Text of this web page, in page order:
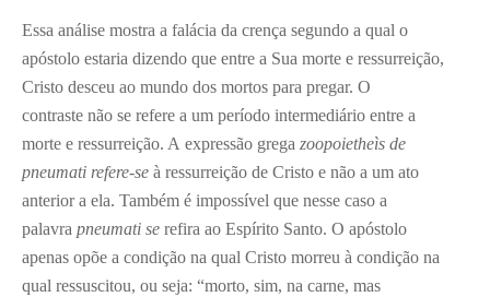
Essa análise mostra a falácia da crença segundo a qual o
apóstolo estaria dizendo que entre a Sua morte e ressurreição,
Cristo desceu ao mundo dos mortos para pregar. O
contraste não se refere a um período intermediário entre a
morte e ressurreição. A expressão grega zoopoietheìs de
pneumati refere-se à ressurreição de Cristo e não a um ato
anterior a ela. Também é impossível que nesse caso a
palavra pneumati se refira ao Espírito Santo. O apóstolo
apenas opõe a condição na qual Cristo morreu à condição na
qual ressuscitou, ou seja: “morto, sim, na carne, mas